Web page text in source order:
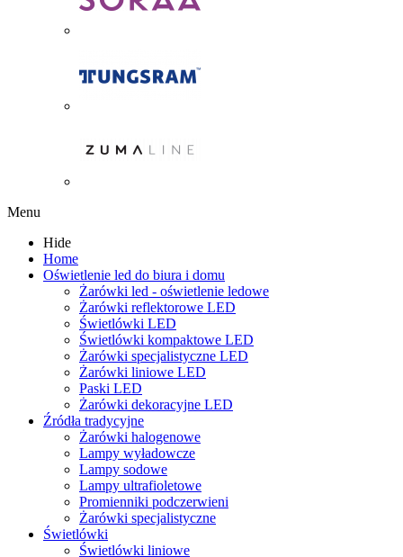
Menu
Hide
Home
Oświetlenie led do biura i domu
Żarówki led - oświetlenie ledowe
Żarówki reflektorowe LED
Świetlówki LED
Świetlówki kompaktowe LED
Żarówki specjalistyczne LED
Żarówki liniowe LED
Paski LED
Żarówki dekoracyjne LED
Źródła tradycyjne
Żarówki halogenowe
Lampy wyładowcze
Lampy sodowe
Lampy ultrafioletowe
Promienniki podczerwieni
Żarówki specjalistyczne
Świetlówki
Świetlówki liniowe